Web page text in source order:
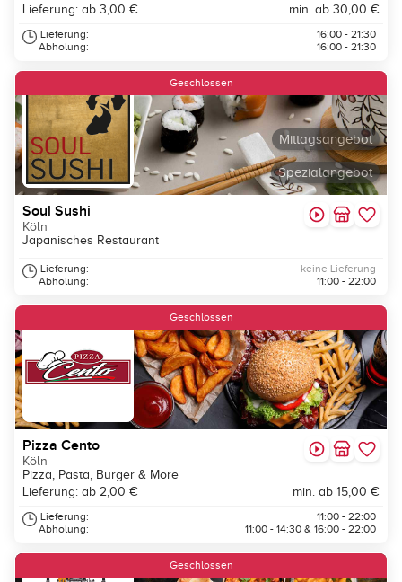
Lieferung: ab 3,00 €
min. ab 30,00 €
Lieferung:
Abholung:
16:00 - 21:30
16:00 - 21:30
Spezialangebot
Mittagsangebot
Geschlossen
Soul Sushi
Köln
Japanisches Restaurant
Lieferung:
Abholung:
keine Lieferung
11:00 - 22:00
Geschlossen
Pizza Cento
Köln
Pizza, Pasta, Burger & More
Lieferung: ab 2,00 €
min. ab 15,00 €
Lieferung:
Abholung:
11:00 - 22:00
11:00 - 14:30 & 16:00 - 22:00
Geschlossen